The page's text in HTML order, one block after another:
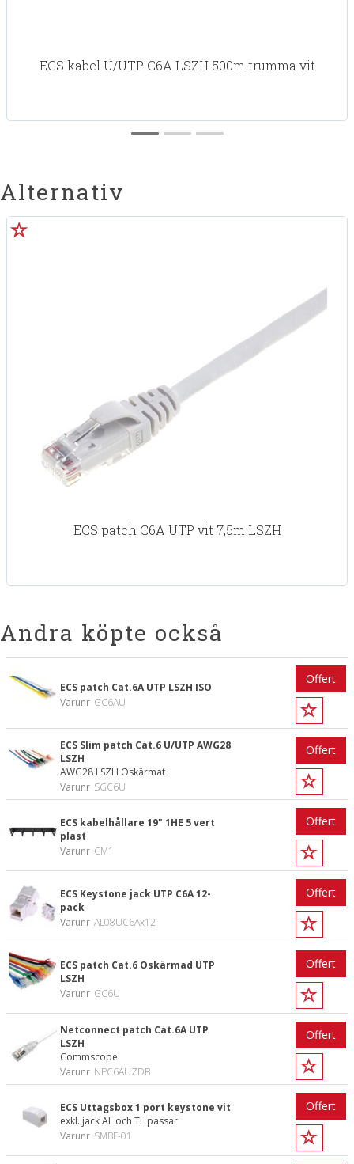
ECS kabel U/UTP C6A LSZH 500m trumma vit
Alternativ
ECS patch C6A UTP vit 7,5m LSZH
Andra köpte också
ECS patch Cat.6A UTP LSZH ISO
Varunr GC6AU
Offert
ECS Slim patch Cat.6 U/UTP AWG28
LSZH
AWG28 LSZH Oskärmat
Varunr SGC6U
Offert
ECS kabelhållare 19" 1HE 5 vert
plast
Varunr CM1
Offert
ECS Keystone jack UTP C6A 12-
pack
Varunr AL08UC6Ax12
Offert
ECS patch Cat.6 Oskärmad UTP
LSZH
Varunr GC6U
Offert
Netconnect patch Cat.6A UTP
LSZH
Commscope
Varunr NPC6AUZDB
Offert
ECS Uttagsbox 1 port keystone vit
exkl. jack AL och TL passar
Varunr SMBF-01
Offert